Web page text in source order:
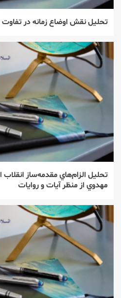
تحليل نقش اوضاع زمانه در
تحليل الزام‌هاي مقدمه‌ساز
‌مهدوي از منظر آيات و روايات